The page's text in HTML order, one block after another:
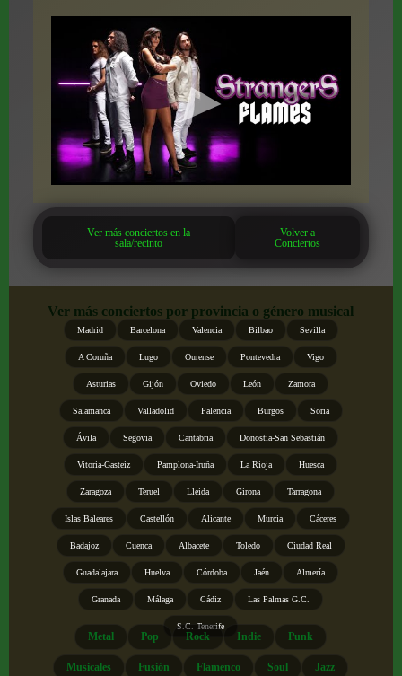
Ver más conciertos en la
sala/recinto
Volver a
Conciertos
Ver más conciertos por provincia o género musical
Madrid Barcelona Valencia Bilbao Sevilla
A Coruña Lugo Ourense Pontevedra Vigo
Asturias Gijón Oviedo León Zamora
Salamanca Valladolid Palencia Burgos Soria
Ávila Segovia Cantabria Donostia-San Sebastián
Vitoria-Gasteiz Pamplona-Iruña La Rioja Huesca
Zaragoza Teruel Lleida Girona Tarragona
Islas Baleares Castellón Alicante Murcia Cáceres
Badajoz Cuenca Albacete Toledo Ciudad Real
Guadalajara Huelva Córdoba Jaén Almería
Granada Málaga Cádiz Las Palmas G.C.
S.C. Tenerife
Metal Pop Rock Indie Punk
Musicales Fusión Flamenco Soul Jazz